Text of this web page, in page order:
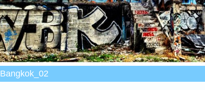
Bangkok_02